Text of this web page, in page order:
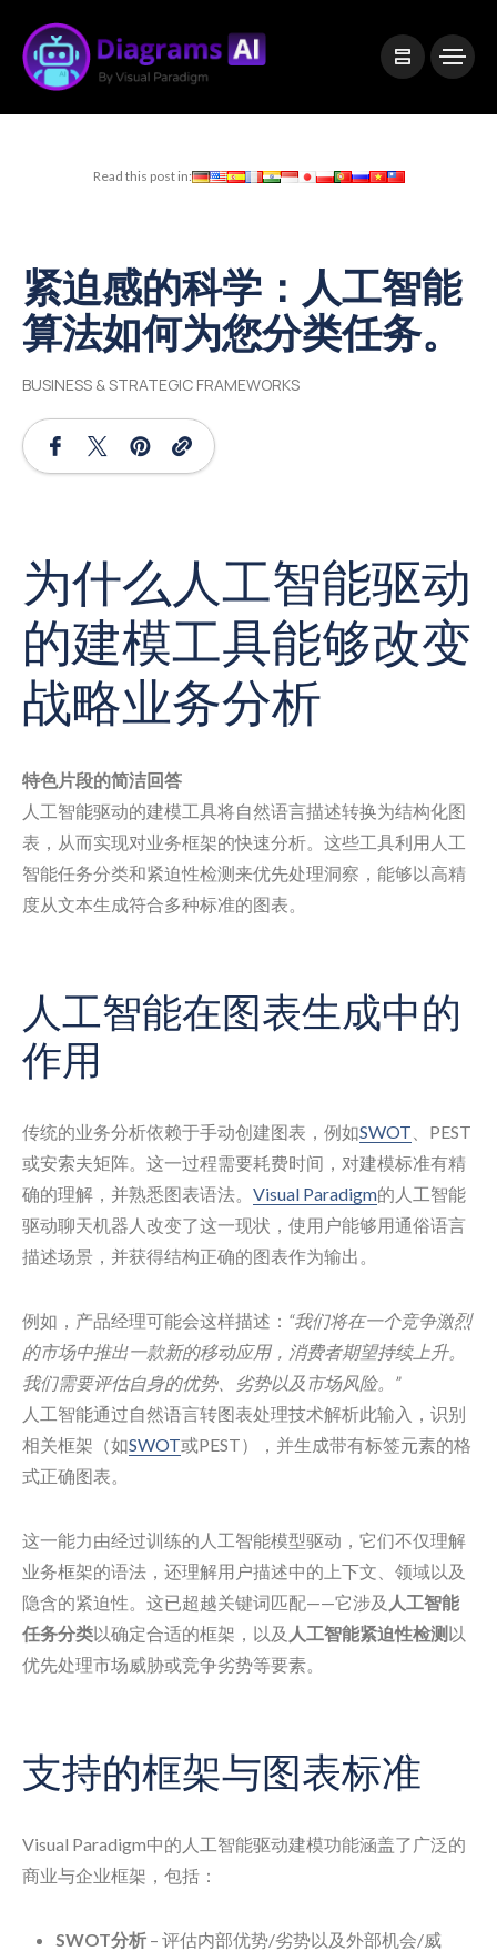
Read this post in:
紧迫感的科学：人工智能
算法如何为您分类任务。
BUSINESS & STRATEGIC FRAMEWORKS
为什么人工智能驱动
的建模工具能够改变
战略业务分析
特色片段的简洁回答
人工智能驱动的建模工具将自然语言描述转换为结构化图
表，从而实现对业务框架的快速分析。这些工具利用人工
智能任务分类和紧迫性检测来优先处理洞察，能够以高精
度从文本生成符合多种标准的图表。
人工智能在图表生成中的
作用
传统的业务分析依赖于手动创建图表，例如SWOT 、PEST
或安索夫矩阵。这一过程需要耗费时间，对建模标准有精
确的理解，并熟悉图表语法。 Visual Paradigm的人工智能
驱动聊天机器人改变了这一现状，使用户能够用通俗语言
描述场景，并获得结构正确的图表作为输出。
例如，产品经理可能会这样描述： “我们将在一个竞争激烈
的市场中推出一款新的移动应用，消费者期望持续上升。
我们需要评估自身的优势、劣势以及市场风险。”
人工智能通过自然语言转图表处理技术解析此输入，识别
相关框架（如SWOT或PEST），并生成带有标签元素的格
式正确图表。
这一能力由经过训练的人工智能模型驱动，它们不仅理解
业务框架的语法，还理解用户描述中的上下文、领域以及
隐含的紧迫性。这已超越关键词匹配——它涉及 人工智能
任务分类以确定合适的框架，以及 人工智能紧迫性检测以
优先处理市场威胁或竞争劣势等要素。
支持的框架与图表标准
Visual Paradigm中的人工智能驱动建模功能涵盖了广泛的
商业与企业框架，包括：
SWOT分析 – 评估内部优势/劣势以及外部机会/威